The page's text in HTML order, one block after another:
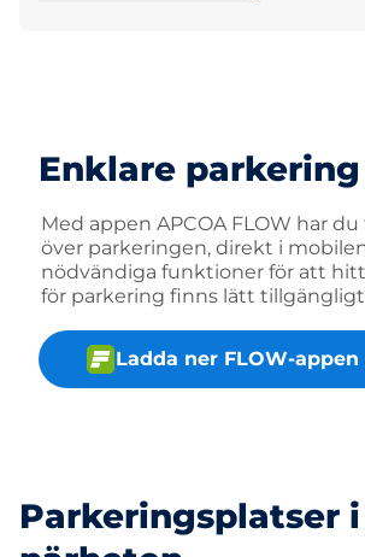
Enklare parkering
Med appen APCOA FLOW har
över parkeringen, direkt i
nödvändiga funktioner för att
för parkering finns lätt
Ladda ner FLOW-appen
Parkeringsplatser i